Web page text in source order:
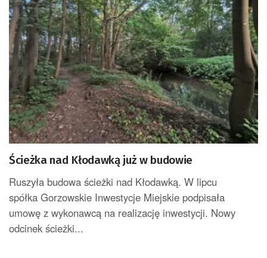
Ścieżka nad Kłodawką już w budowie
Ruszyła budowa ścieżki nad Kłodawką. W lipcu
spółka Gorzowskie Inwestycje Miejskie podpisała
umowę z wykonawcą na realizację inwestycji. Nowy
odcinek ścieżki...